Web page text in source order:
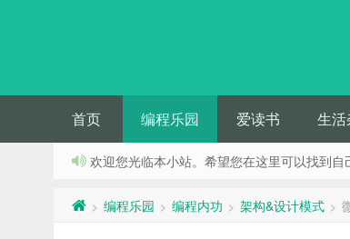
首页 编程乐园 爱读书 生活
欢迎您光临本小站。希望您在这里可以找到自
> 编程乐园 > 编程内功 > 架构&设计模式 >